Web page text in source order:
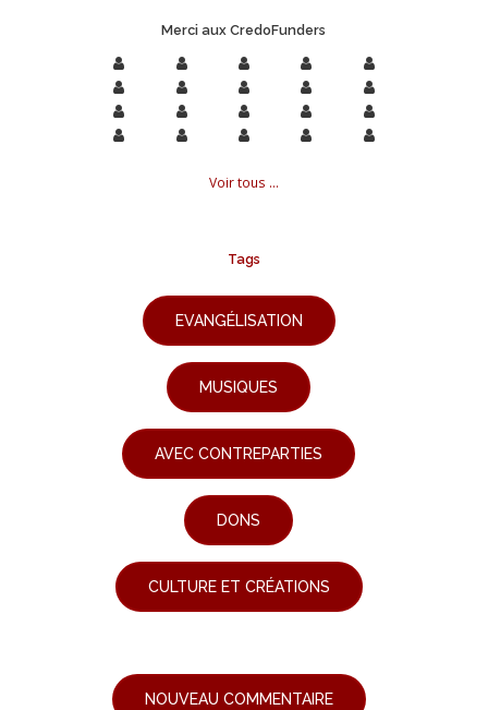
Merci aux CredoFunders
Voir tous ...
Tags
EVANGÉLISATION
MUSIQUES
AVEC CONTREPARTIES
DONS
CULTURE ET CRÉATIONS
NOUVEAU COMMENTAIRE